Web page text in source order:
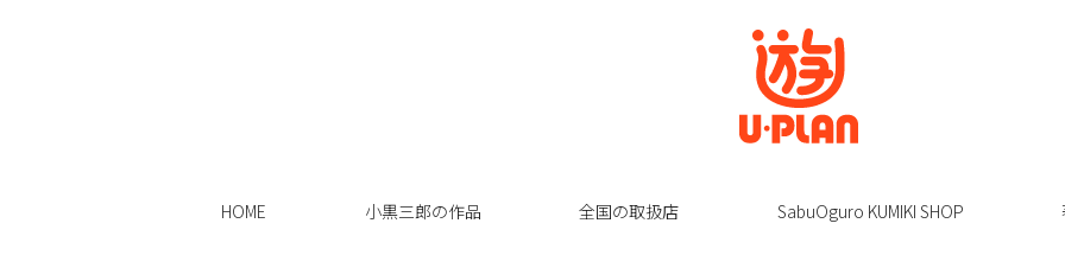
HOME 小黒三郎の作品 全国の取扱店 SabuOguro KUMIKI SHOP